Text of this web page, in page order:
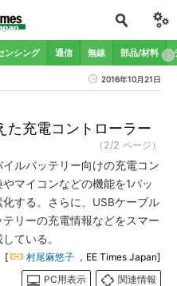
ンシング 通信 無線 部品/材料
2016年10月21日
た充電コントローラー
（2/2 ページ）
ルバッテリー向けの充電コン
マイコンなどの機能を1パッ
する。さらに、USBケーブル
リーの充電情報などをスマー
ている。
[ 村尾麻悠子 ，EE Times Japan]
PC用表示
関連情報